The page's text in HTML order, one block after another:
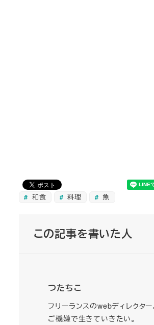
和食 料理 魚
この記事を書いた人
つたちこ
フリーランスのwebディレクタ
ご機嫌で生きていきたい。